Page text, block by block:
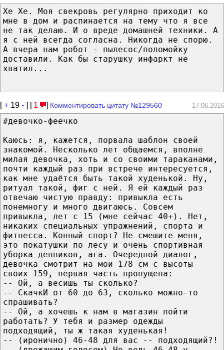
Хе Хе. Моя свекровь регулярно приходит ко
мне в дом и распинается на тему что я все
не так делаю. И о вреде домашней техники. А
я с ней всегда согласна. Никогда не спорю.
А вчера нам робот - пылесос/поломойку
доставили. Как бы старушку инфаркт не
хватил...
[+ 19 - ] [ 1 ] Комментировать цитату №129560 17.06.2016
#девочко-феечко
Каюсь: я, кажется, порвала шаблон своей
знакомой. Несколько лет общаемся, вполне
милая девочка, хоть и со своими тараканами,
почти каждый раз при встрече интересуется,
как мне удаётся быть такой худенькой. Ну,
ритуал такой, фиг с ней. Я ей каждый раз
отвечаю чистую правду: привыкла есть
понемногу и много двигаюсь. Совсем
привыкла, лет с 15 (мне сейчас 40+). Нет,
никаких специальных упражнений, спорта и
фитнесса. Конный спорт? Не смешите меня,
это покатушки по лесу и очень спортивная
уборка денников, ага. Очередной диалог,
девочка смотрит на мои 178 см с высоты
своих 159, первая часть пропущена:
-- Ой, а весишь ты сколько?
-- СкачкИ от 60 до 63, сколько можно-то
спрашивать?
-- Ой, а хочешь к нам в магазин пойти
работать? У тебя и размер одежды
подходящий, ты ж такая худенькая!
-- (иронично) 46-48 для вас -- подходящий?!